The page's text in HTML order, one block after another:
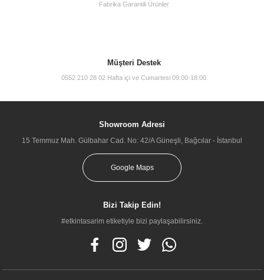
Fabrika Garantili Ürünler
Müşteri Destek
0552 210 28 02 Hafta içi ve Cumartesi 09:00-18:00
Showroom Adresi
15 Temmuz Mah. Gülbahar Cad. No: 42/A Güneşli, Bağcılar - İstanbul
Google Maps
Bizi Takip Edin!
#etkintasarim etiketiyle bizi paylaşabilirsiniz.